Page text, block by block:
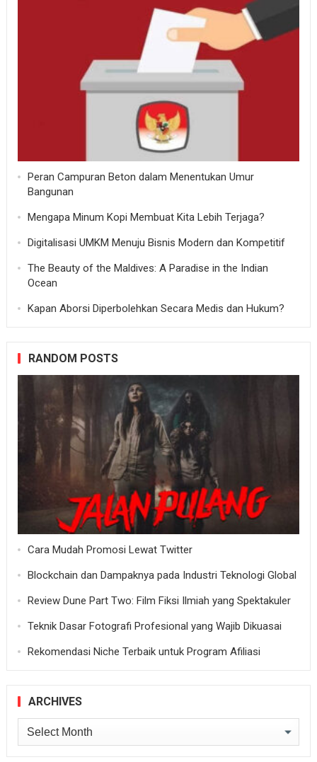
Peran Campuran Beton dalam Menentukan Umur
Bangunan
Mengapa Minum Kopi Membuat Kita Lebih Terjaga?
Digitalisasi UMKM Menuju Bisnis Modern dan Kompetitif
The Beauty of the Maldives: A Paradise in the Indian
Ocean
Kapan Aborsi Diperbolehkan Secara Medis dan Hukum?
RANDOM POSTS
Cara Mudah Promosi Lewat Twitter
Blockchain dan Dampaknya pada Industri Teknologi Global
Review Dune Part Two: Film Fiksi Ilmiah yang Spektakuler
Teknik Dasar Fotografi Profesional yang Wajib Dikuasai
Rekomendasi Niche Terbaik untuk Program Afiliasi
ARCHIVES
Archives